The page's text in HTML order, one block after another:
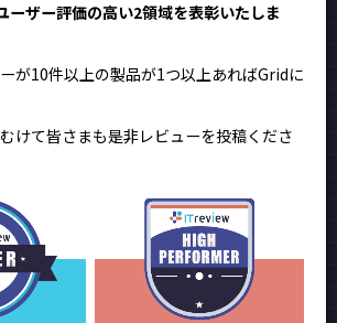
ザー評価の高い2領域を表彰いたしま
ーが10件以上の製品が1つ以上あればGridに
けて皆さまも是非レビューを投稿くださ